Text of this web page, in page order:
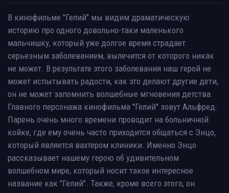
В кинофильме "Гелий" мы видим драматическую
историю про одного довольно-таки маленького
мальчишку, который уже долгое время страдает
серьезным заболеванием, вылечится от которого никак
не может. В результате этого заболевания наш герой не
может испытывать радости, как это делают другие дети,
он не может запомнить волшебные мгновения детства.
Главного персонажа кинофильма "Гелий" зовут Альфред.
Парень очень много времени проводит на больничной
койке, где ему очень часто приходится общаться с Энцо,
который является вахтером клиники. Именно Энцо
рассказывает нашему герою об удивительном
волшебном мире, который носит такое интересное
название как "Гелий". Также, кроме всего этого, он